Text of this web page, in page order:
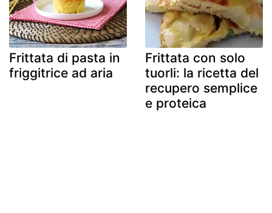
Frittata di pasta in
friggitrice ad aria
Frittata con solo
tuorli: la ricetta del
recupero semplice
e proteica